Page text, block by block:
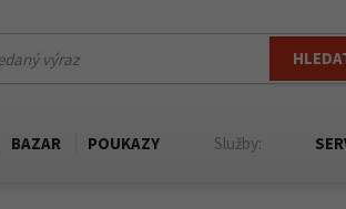
BAZAR POUKAZY Služby: